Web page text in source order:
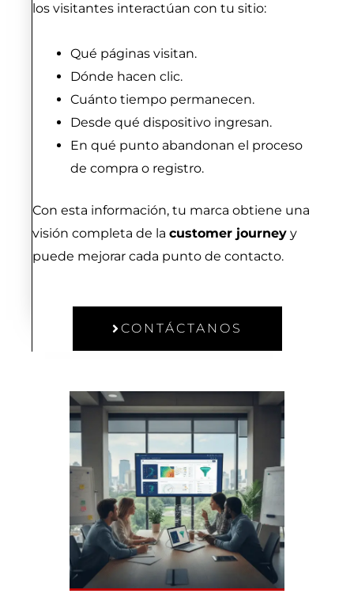
los visitantes interactúan con tu sitio:
Qué páginas visitan.
Dónde hacen clic.
Cuánto tiempo permanecen.
Desde qué dispositivo ingresan.
En qué punto abandonan el proceso
de compra o registro.
Con esta información, tu marca obtiene una
visión completa de lacustomer journey y
puede mejorar cada punto de contacto.
CONTÁCTANOS